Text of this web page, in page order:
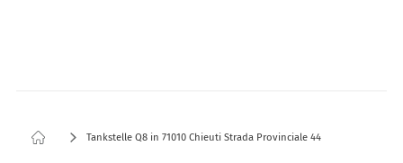
Tankstelle Q8 in 71010 Chieuti Strada Provinciale 44